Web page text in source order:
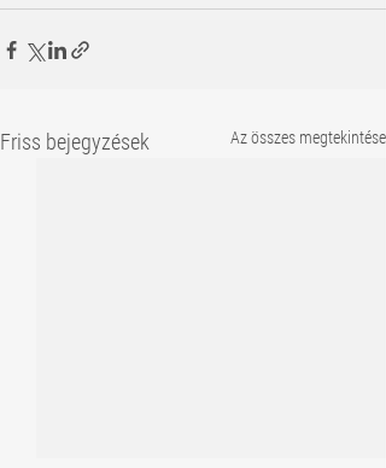
Friss bejegyzések Az összes megtekintése